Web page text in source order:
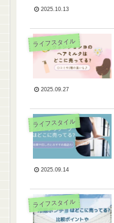
2025.10.13
ライフスタイル
2025.09.27
ライフスタイル
2025.09.14
ライフスタイル